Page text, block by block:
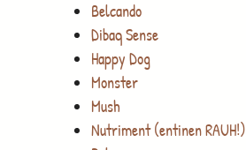
Belcando
Dibaq Sense
Happy Dog
Monster
Mush
Nutriment (entinen RAUH!)